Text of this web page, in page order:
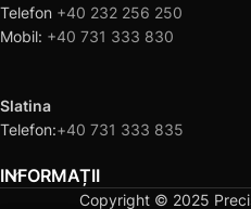
Telefon +40 232 256 250
Mobil: +40 731 333 830
Slatina
Telefon:+40 731 333 835
INFORMAȚII
Copyright © 2025